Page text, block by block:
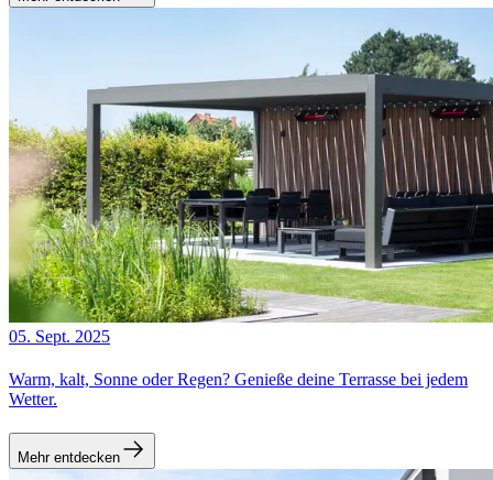
05. Sept. 2025
Warm, kalt, Sonne oder Regen? Genieße deine Terrasse bei jedem
Wetter.
Mehr entdecken